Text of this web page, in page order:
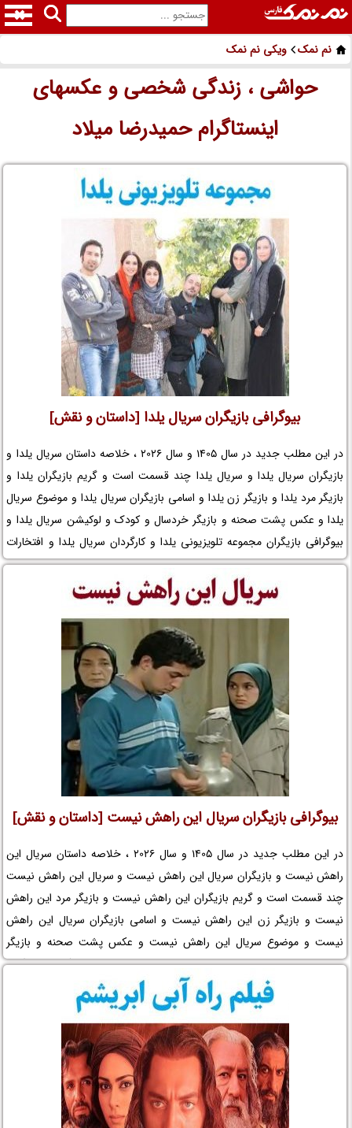
نم نمک ویکی نم نمک
حواشی ، زندگی شخصی و عکسهای
اینستاگرام حمیدرضا میلاد
بیوگرافی بازیگران سریال یلدا [داستان و نقش]
در این مطلب جدید در سال 1405 و سال 2026 ، خلاصه داستان سریال یلدا و
بازیگران سریال یلدا و سریال یلدا چند قسمت است و گریم بازیگران یلدا و
بازیگر مرد یلدا و بازیگر زن یلدا و اسامی بازیگران سریال یلدا و موضوع سریال
یلدا و عکس پشت صحنه و بازیگر خردسال و کودک و لوکیشن سریال یلدا و
بیوگرافی بازیگران مجموعه تلویزیونی یلدا و کارگردان سریال یلدا و افتخارات
یلدا و جوایز یلدا و عوامل سریال یلدا را در نم نمک ببینید.
بیوگرافی بازیگران سریال این راهش نیست [داستان و نقش]
در این مطلب جدید در سال 1405 و سال 2026 ، خلاصه داستان سریال این
راهش نیست و بازیگران سریال این راهش نیست و سریال این راهش نیست
چند قسمت است و گریم بازیگران این راهش نیست و بازیگر مرد این راهش
نیست و بازیگر زن این راهش نیست و اسامی بازیگران سریال این راهش
نیست و موضوع سریال این راهش نیست و عکس پشت صحنه و بازیگر
خردسال و کودک و لوکیشن سریال این راهش نیست و بیوگرافی بازیگران
مجموعه تلویزیونی این راهش نیست و کارگردان سریال این راهش نیست و
افتخارات این راهش نیست و جوایز این راهش نیست و عوامل سریال این
راهش نیست را در نم نمک ببینید.